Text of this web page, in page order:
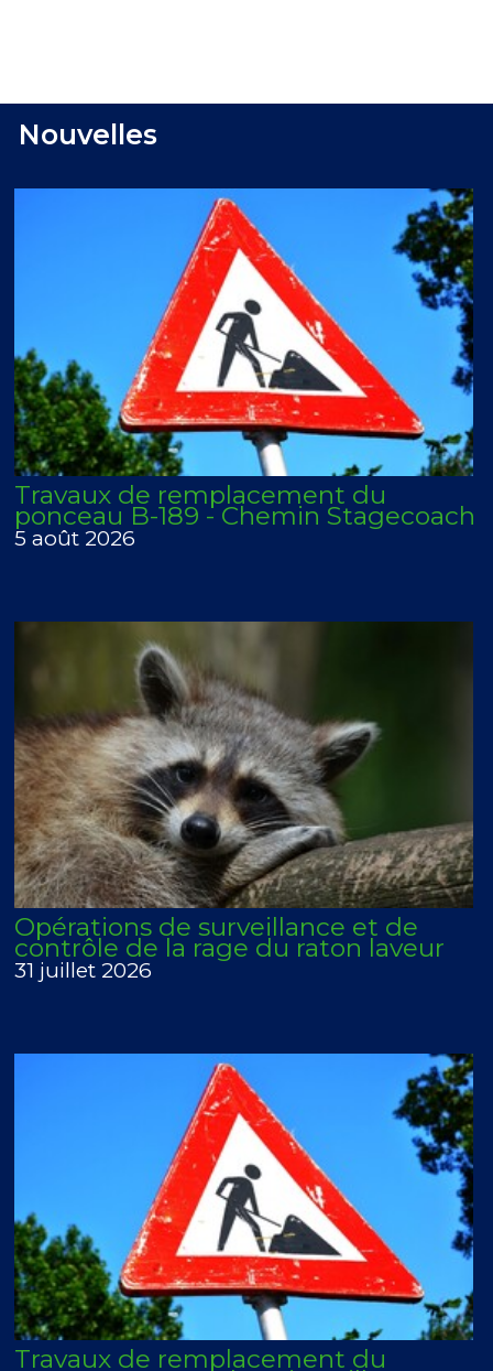
Nouvelles
Travaux de remplacement du
ponceau B-189 - Chemin Stagecoach
5 août 2026
Opérations de surveillance et de
contrôle de la rage du raton laveur
31 juillet 2026
Travaux de remplacement du